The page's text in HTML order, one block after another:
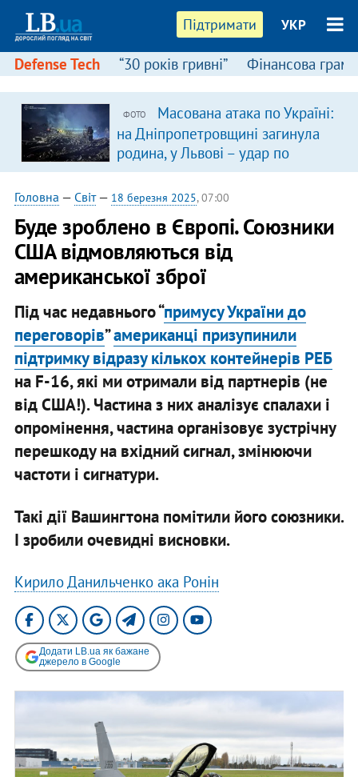
Підтримати УКР
Defense Tech “30 років гривні” Фінансова
ФОТО
Масована атака по Україні:
на Дніпропетровщині загинула
родина, у Львові – удар по
багатоповерхівках
(доповнюється)
Головна — Світ— 18 березня 2025, 07:00
Буде зроблено в Європі. Союзники
США відмовляються від
американської зброї
Під час недавнього “примусу України до
переговорів”американці призупинили
підтримку відразу кількох контейнерів РЕБ
на F-16, які ми отримали від партнерів (не
від США!). Частина з них аналізує спалахи і
опромінення, частина організовує зустрічну
перешкоду на вхідний сигнал, змінюючи
частоти і сигнатури.
Такі дії Вашингтона помітили його союзники.
І зробили очевидні висновки.
Кирило Данильченко ака Ронін
Додати LB.ua як бажане
джерело в Google